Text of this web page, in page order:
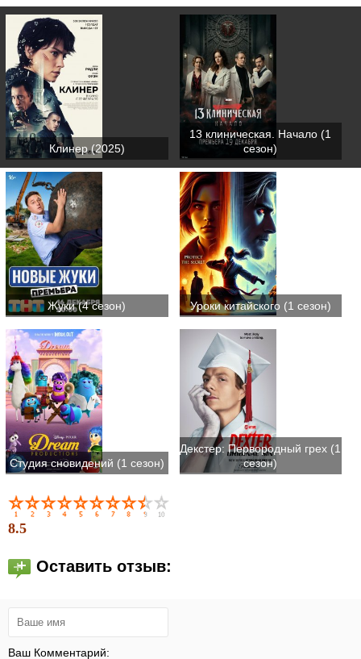
Клинер (2025)
13 клиническая. Начало (1
сезон)
Жуки (4 сезон) Уроки китайского (1 сезон)
Студия сновидений (1 сезон)
Декстер: Первородный грех (1
сезон)
8.5
Оставить отзыв:
Ваш Комментарий: